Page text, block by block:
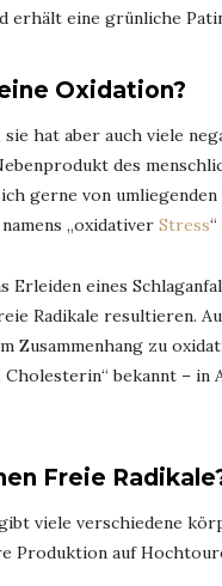
eine grünliche
Oxidation?
hat aber auch viele
des
gerne von
„oxidativer Stress
Erleiden eines
Radikale resultieren.
Zusammenhang zu
bekannt – in
Freie
viele verschiedene
Produktion auf